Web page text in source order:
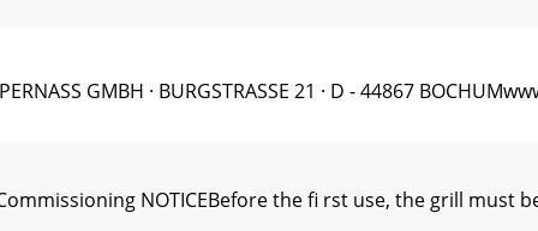
GMBH · BURGSTRASSE 21 · D - 44867
NOTICEBefore the ﬁ rst use, the grill must